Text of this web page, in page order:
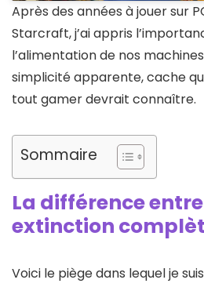
Après des années à jouer sur
Starcraft, j’ai appris
l’alimentation de nos
simplicité apparente, cache
tout gamer devrait connaître.
Sommaire
La différence
extinction
Voici le piège dans lequel je